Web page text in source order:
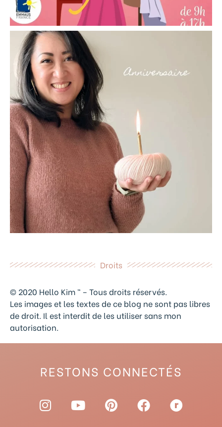
Droits
© 2020 Hello Kim ™ – Tous droits réservés.
Les images et les textes de ce blog ne sont pas libres
de droit. Il est interdit de les utiliser sans mon
autorisation.
RESTONS CONNECTÉS
I
n
Y
o
P
i
F
a
R
a